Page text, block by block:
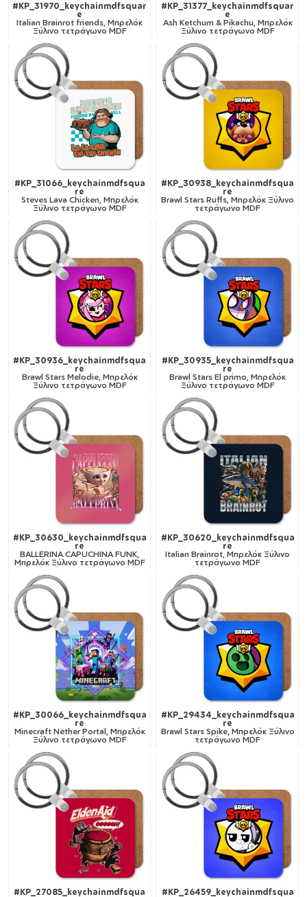
#KP_31970_keychainmdfsquar
e
Italian Brainrot friends, Μπρελόκ
Ξύλινο τετράγωνο MDF
#KP_31377_keychainmdfsquar
e
Ash Ketchum & Pikachu, Μπρελόκ
Ξύλινο τετράγωνο MDF
#KP_31066_keychainmdfsqua
re
Steves Lava Chicken, Μπρελόκ
Ξύλινο τετράγωνο MDF
#KP_30938_keychainmdfsqua
re
Brawl Stars Ruffs, Μπρελόκ Ξύλινο
τετράγωνο MDF
#KP_30936_keychainmdfsqua
re
Brawl Stars Melodie, Μπρελόκ
Ξύλινο τετράγωνο MDF
#KP_30935_keychainmdfsqua
re
Brawl Stars El primo, Μπρελόκ
Ξύλινο τετράγωνο MDF
#KP_30630_keychainmdfsqua
re
BALLERINA CAPUCHINA FUNK,
Μπρελόκ Ξύλινο τετράγωνο MDF
#KP_30620_keychainmdfsqua
re
Italian Brainrot, Μπρελόκ Ξύλινο
τετράγωνο MDF
#KP_30066_keychainmdfsqua
re
Minecraft Nether Portal, Μπρελόκ
Ξύλινο τετράγωνο MDF
#KP_29434_keychainmdfsqua
re
Brawl Stars Spike, Μπρελόκ Ξύλινο
τετράγωνο MDF
#KP_27085_keychainmdfsqua
#KP_26459_keychainmdfsqua